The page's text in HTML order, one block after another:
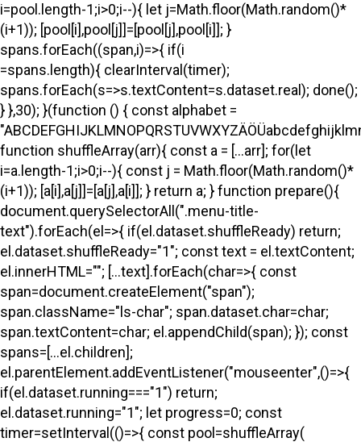
i=pool.length-1;i>0;i--){ let j=Math.floor(Math.random()*
(i+1)); [pool[i],pool[j]]=[pool[j],pool[i]]; }
spans.forEach((span,i)=>{ if(i
=spans.length){ clearInterval(timer);
spans.forEach(s=>s.textContent=s.dataset.real); done();
} },30); }(function () { const alphabet =
function shuffleArray(arr){ const a = [...arr]; for(let
i=a.length-1;i>0;i--){ const j = Math.floor(Math.random()*
(i+1)); [a[i],a[j]]=[a[j],a[i]]; } return a; } function prepare(){
document.querySelectorAll(".menu-title-
text").forEach(el=>{ if(el.dataset.shuffleReady) return;
el.dataset.shuffleReady="1"; const text = el.textContent;
el.innerHTML=""; [...text].forEach(char=>{ const
span=document.createElement("span");
span.className="ls-char"; span.dataset.char=char;
span.textContent=char; el.appendChild(span); }); const
spans=[...el.children];
el.parentElement.addEventListener("mouseenter",()=>{
if(el.dataset.running==="1") return;
el.dataset.running="1"; let progress=0; const
timer=setInterval(()=>{ const pool=shuffleArray(